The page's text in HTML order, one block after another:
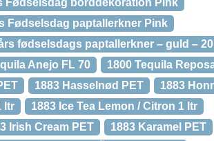
Fødselsdag borddekoration Pink
Fødselsdag paptallerkner Pink
fødselsdags paptallerkner – guld –
Anejo FL 70
1800 Tequila
1883 Hasselnød PET
1883
ltr
1883 Ice Tea Lemon / Citron 1 ltr
Irish Cream PET
1883 Karamel PET